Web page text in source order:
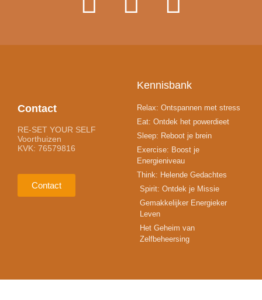
Contact
RE-SET YOUR SELF
Voorthuizen
KVK: 76579816
Contact
Kennisbank
Relax: Ontspannen met stress
Eat: Ontdek het powerdieet
Sleep: Reboot je brein
Exercise: Boost je
Energieniveau
Think: Helende Gedachtes
Spirit: Ontdek je Missie
Gemakkelijker Energieker
Leven
Het Geheim van
Zelfbeheersing